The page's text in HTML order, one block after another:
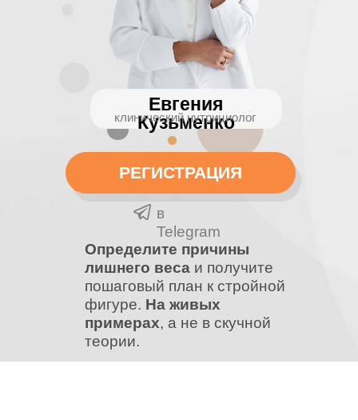
Евгения
Кузьменко
клинический нутрициолог
Определите причины
лишнего веса и получите
пошаговый план к стройной
фигуре. На живых
примерах, а не в скучной
теории.
РЕГИСТРАЦИЯ
в
Telegram